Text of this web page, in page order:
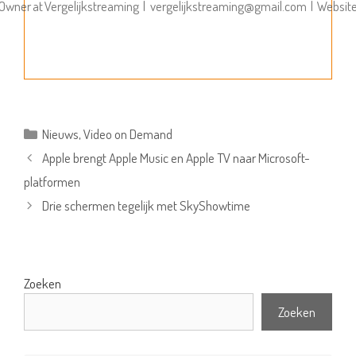
atVergelijkstreaming | vergelijkstreaming@gmail.com |
Categorieën
Nieuws,Video on Demand
Apple brengt Apple Music en Apple TV naar Microsoft-
platformen
Drie schermen tegelijk met SkyShowtime
Zoeken
Zoeken